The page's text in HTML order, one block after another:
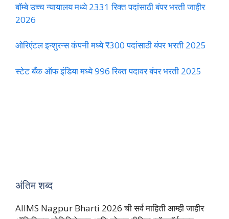
बॉम्बे उच्च न्यायालय मध्ये 2331 रिक्त पदांसाठी बंपर भरती जाहीर
2026
ओरिएंटल इन्शुरन्स कंपनी मध्ये ₹300 पदांसाठी बंपर भरती 2025
स्टेट बँक ऑफ इंडिया मध्ये 996 रिक्त पदावर बंपर भरती 2025
अंतिम शब्द
AIIMS Nagpur Bharti 2026 ची सर्व माहिती आम्ही जाहीर